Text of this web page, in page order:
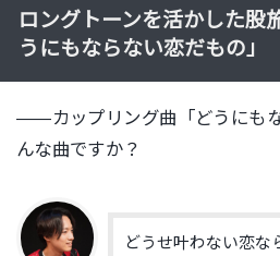
ロングトーンを活かした股
うにもならない恋だもの」
——カップリング曲「どうにも
んな曲ですか？
どうせ叶わない恋な